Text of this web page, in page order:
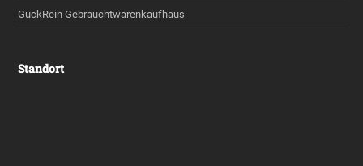
GuckRein Gebrauchtwarenkaufhaus
Standort